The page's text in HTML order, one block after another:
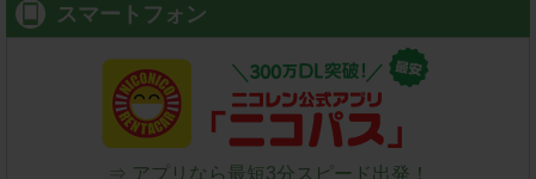
スマートフォン
⇒ アプリなら最短3分スピード出発！